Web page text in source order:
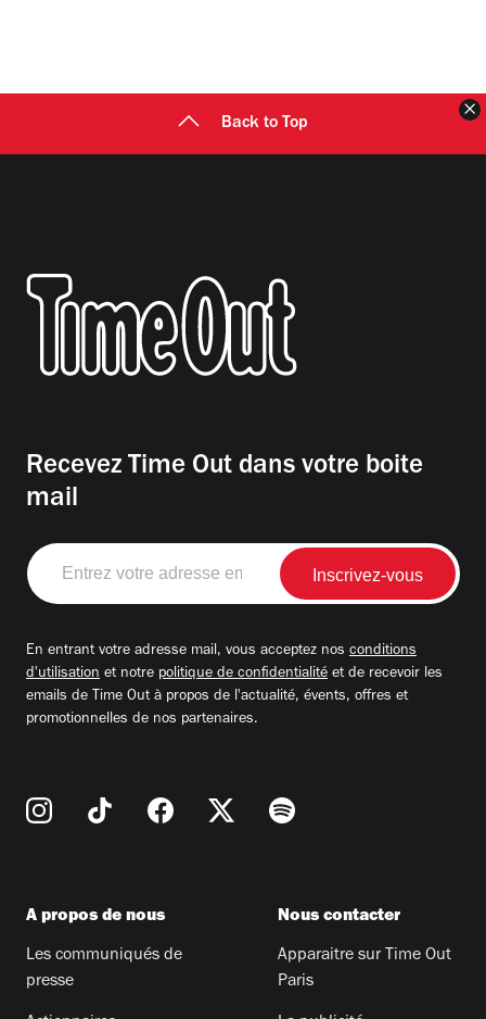
Back to Top
Recevez Time Out dans votre boite
mail
Entrez
votre
adresse
En entrant votre adresse mail, vous acceptez nos conditions
d'utilisation et notre politique de confidentialité et de recevoir les
emails de Time Out à propos de l'actualité, évents, offres et
promotionnelles de nos partenaires.
A propos de nous
Les communiqués de
presse
Nous contacter
Apparaitre sur Time Out
Paris